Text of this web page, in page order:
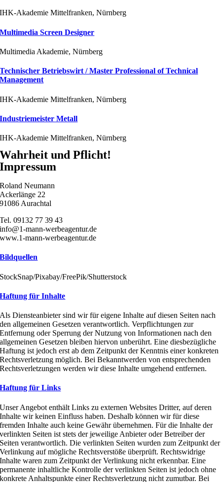
IHK-Akademie Mittelfranken, Nürnberg
Multimedia Screen Designer
Multimedia Akademie, Nürnberg
Technischer Betriebswirt / Master Professional of Technical
Management
IHK-Akademie Mittelfranken, Nürnberg
Industriemeister Metall
IHK-Akademie Mittelfranken, Nürnberg
Wahrheitund Pflicht!
Impressum
Roland Neumann
Ackerlänge 22
91086 Aurachtal
Tel. 09132 77 39 43
info@1-mann-werbeagentur.de
www.1-mann-werbeagentur.de
Bildquellen
StockSnap/Pixabay/FreePik/Shutterstock
Haftung für Inhalte
Als Diensteanbieter sind wir für eigene Inhalte auf diesen Seiten nach
den allgemeinen Gesetzen verantwortlich. Verpflichtungen zur
Entfernung oder Sperrung der Nutzung von Informationen nach den
allgemeinen Gesetzen bleiben hiervon unberührt. Eine diesbezügliche
Haftung ist jedoch erst ab dem Zeitpunkt der Kenntnis einer konkreten
Rechtsverletzung möglich. Bei Bekanntwerden von entsprechenden
Rechtsverletzungen werden wir diese Inhalte umgehend entfernen.
Haftung für Links
Unser Angebot enthält Links zu externen Websites Dritter, auf deren
Inhalte wir keinen Einfluss haben. Deshalb können wir für diese
fremden Inhalte auch keine Gewähr übernehmen. Für die Inhalte der
verlinkten Seiten ist stets der jeweilige Anbieter oder Betreiber der
Seiten verantwortlich. Die verlinkten Seiten wurden zum Zeitpunkt der
Verlinkung auf mögliche Rechtsverstöße überprüft. Rechtswidrige
Inhalte waren zum Zeitpunkt der Verlinkung nicht erkennbar. Eine
permanente inhaltliche Kontrolle der verlinkten Seiten ist jedoch ohne
konkrete Anhaltspunkte einer Rechtsverletzung nicht zumutbar. Bei